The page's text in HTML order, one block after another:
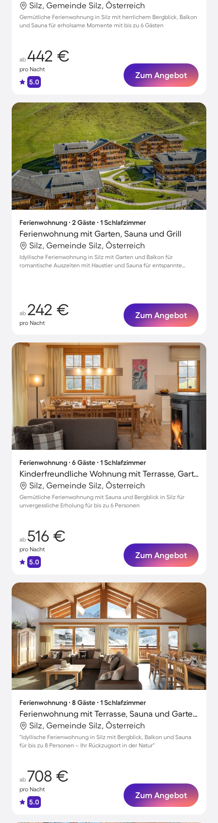
Silz, Gemeinde Silz, Österreich
Gemütliche Ferienwohnung in Silz mit herrlichem Bergblick, Balkon
und Sauna für erholsame Momente mit bis zu 6 Gästen
ab 442 €
pro Nacht
5.0
Zum Angebot
Ferienwohnung ∙ 2 Gäste ∙ 1 Schlafzimmer
Ferienwohnung mit Garten, Sauna und Grill
Silz, Gemeinde Silz, Österreich
Idyllische Ferienwohnung in Silz mit Garten und Balkon für
romantische Auszeiten mit Haustier und Sauna für entspannte
ab 242 €
pro Nacht
Zum Angebot
Ferienwohnung ∙ 6 Gäste ∙ 1 Schlafzimmer
Kinderfreundliche Wohnung mit Terrasse, Garten und Sauna | Bergblick | Nah am Skifahren
Silz, Gemeinde Silz, Österreich
Gemütliche Ferienwohnung mit Sauna und Bergblick in Silz für
unvergessliche Erholung für bis zu 6 Personen
ab 516 €
pro Nacht
5.0
Zum Angebot
Ferienwohnung ∙ 8 Gäste ∙ 1 Schlafzimmer
Ferienwohnung mit Terrasse, Sauna und Garten | Bergblick
Silz, Gemeinde Silz, Österreich
"Idyllische Ferienwohnung in Silz mit Bergblick, Balkon und Sauna
für bis zu 8 Personen – Ihr Rückzugsort in der Natur"
ab 708 €
pro Nacht
5.0
Zum Angebot